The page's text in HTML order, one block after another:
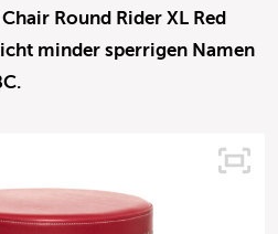
Round Rider XL Red
minder sperrigen Namen